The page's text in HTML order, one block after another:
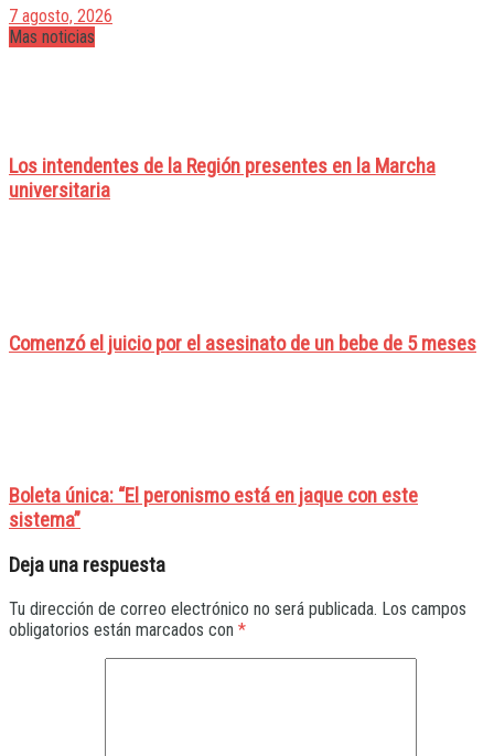
7 agosto, 2026
Mas noticias
Los intendentes de la Región presentes en la Marcha
universitaria
Comenzó el juicio por el asesinato de un bebe de 5 meses
Boleta única: “El peronismo está en jaque con este
sistema”
Deja una respuesta
Tu dirección de correo electrónico no será publicada. Los campos
obligatorios están marcados con *